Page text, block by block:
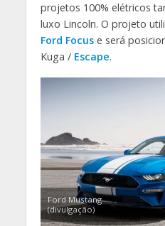
projetos 100% elétricos
luxo Lincoln. O projeto
Ford Focuse será
Kuga / Escape.
Ford Mustang
(divulgação)